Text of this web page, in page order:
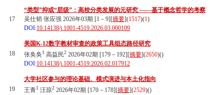
17
“类型”抑或“层级”：高校分类发展的元研究 ——基于概念哲学的考察
吴仕韬 张应强 2026年03期 [1－9][摘要](1517)(1)
DOI:10.14138/j.1001-4519.2026.03.000109
18
美国K-12数字教材审查的政策工具组态路径研究
张奂奂1 高益民2 2026年02期 [179－192][摘要](2650)()
DOI:10.14138/j.1001-4519.2026.02.017912
19
大学社区参与的理论基础、模式演进与本土化指向
王青1 汪琼2 2026年02期 [170－178][摘要](2529)()